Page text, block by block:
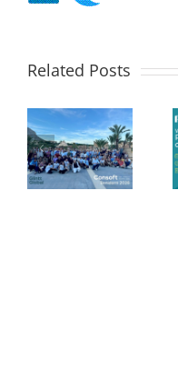
Related Posts